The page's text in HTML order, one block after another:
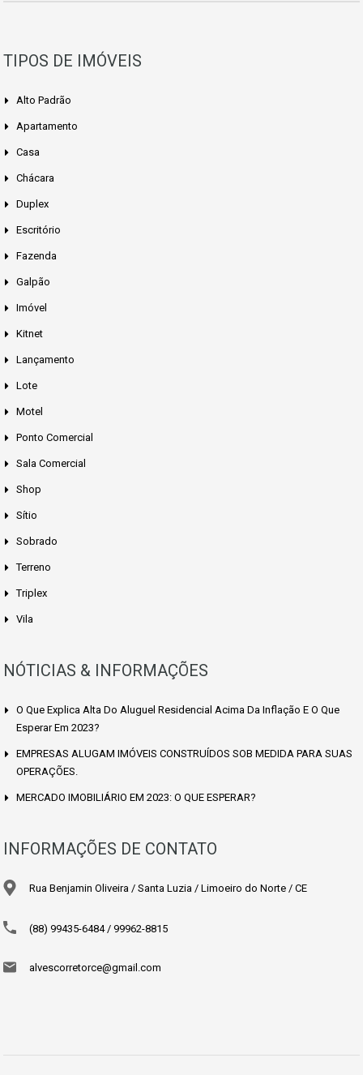
TIPOS DE IMÓVEIS
Alto Padrão
Apartamento
Casa
Chácara
Duplex
Escritório
Fazenda
Galpão
Imóvel
Kitnet
Lançamento
Lote
Motel
Ponto Comercial
Sala Comercial
Shop
Sítio
Sobrado
Terreno
Triplex
Vila
NÓTICIAS & INFORMAÇÕES
O Que Explica Alta Do Aluguel Residencial Acima Da Inflação E O Que
Esperar Em 2023?
EMPRESAS ALUGAM IMÓVEIS CONSTRUÍDOS SOB MEDIDA PARA SUAS
OPERAÇÕES.
MERCADO IMOBILIÁRIO EM 2023: O QUE ESPERAR?
INFORMAÇÕES DE CONTATO
Rua Benjamin Oliveira / Santa Luzia / Limoeiro do Norte / CE
(88) 99435-6484 / 99962-8815
alvescorretorce@gmail.com